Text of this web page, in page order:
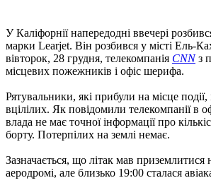
У Каліфорнії напередодні ввечері
марки Learjet. Він розбився у місті Ель-
вівторок, 28 грудня, телекомпанія CNNз
місцевих пожежників і офіс шерифа.
Рятувальники, які прибули на місце
вцілілих. Як повідомили телекомпанії в
влада не має точної інформації про
борту. Потерпілих на землі немає.
Зазначається, що літак мав приземлитися
аеродромі, але близько 19:00 сталася